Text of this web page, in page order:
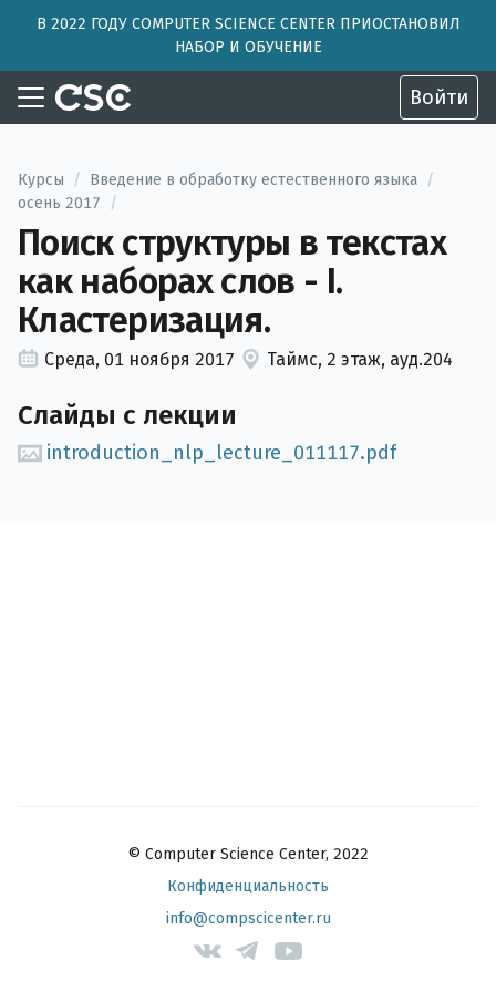
В 2022 ГОДУ COMPUTER SCIENCE CENTER ПРИОСТАНОВИЛ
НАБОР И ОБУЧЕНИЕ
Войти
Курсы / Введение в обработку естественного языка /
осень 2017
/
Поиск структуры в текстах
как наборах слов - I.
Кластеризация.
Среда, 01 ноября 2017 Таймс, 2 этаж, ауд.204
Слайды с лекции
introduction_nlp_lecture_011117.pdf
© Computer Science Center, 2022
Конфиденциальность
info@compscicenter.ru